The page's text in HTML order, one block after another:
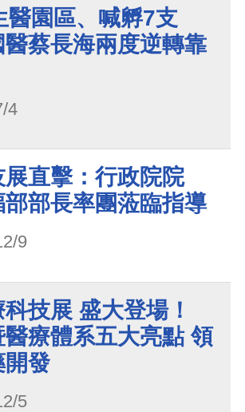
醫園區、喊孵7支
醫蔡長海兩度逆轉靠
4
直擊：行政院院
部長率團蒞臨指導
9
技展 盛大登場！
療體系五大亮點 領
開發
5